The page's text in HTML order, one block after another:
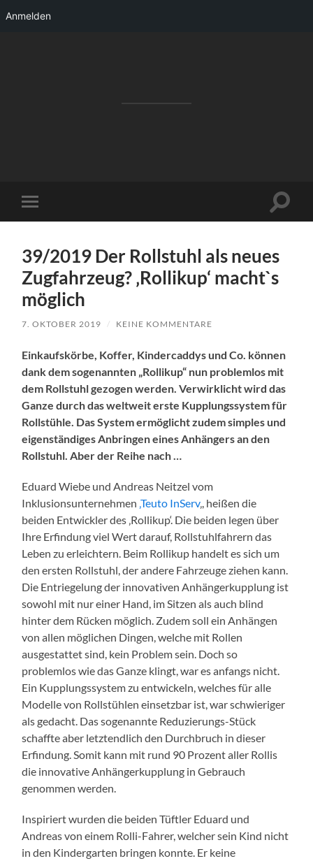
Anmelden
Mobile-
Menü
39/2019 Der Rollstuhl als neues
Zugfahrzeug? ‚Rollikup‘ macht`s
möglich
7. OKTOBER 2019 / KEINE KOMMENTARE
Einkaufskörbe, Koffer, Kindercaddys und Co. können
dank dem sogenannten „Rollikup“ nun problemlos mit
dem Rollstuhl gezogen werden. Verwirklicht wird das
Ganze durch das weltweit erste Kupplungssystem für
Rollstühle. Das System ermöglicht zudem simples und
eigenständiges Anbringen eines Anhängers an den
Rollstuhl. Aber der Reihe nach …
Eduard Wiebe und Andreas Neitzel vom
Inklusionsunternehmen ‚Teuto InServ‚, heißen die
beiden Entwickler des ‚Rollikup‘. Die beiden legen über
Ihre Erfindung viel Wert darauf, Rollstuhlfahrern das
Leben zu erleichtern. Beim Rollikup handelt es sich um
den ersten Rollstuhl, der andere Fahrzeuge ziehen kann.
Die Entriegelung der innovativen Anhängerkupplung ist
sowohl mit nur einer Hand, im Sitzen als auch blind
hinter dem Rücken möglich. Zudem soll ein Anhängen
von allen möglichen Dingen, welche mit Rollen
ausgestattet sind, kein Problem sein. Doch so
problemlos wie das Ganze klingt, war es anfangs nicht.
Ein Kupplungssystem zu entwickeln, welches für alle
Modelle von Rollstühlen einsetzbar ist, war schwieriger
als gedacht. Das sogenannte Reduzierungs-Stück
schaffte aber letztendlich den Durchbruch in dieser
Erfindung. Somit kann mit rund 90 Prozent aller Rollis
die innovative Anhängerkupplung in Gebrauch
genommen werden.
Inspiriert wurden die beiden Tüftler Eduard und
Andreas von einem Rolli-Fahrer, welcher sein Kind nicht
in den Kindergarten bringen konnte. Er keine